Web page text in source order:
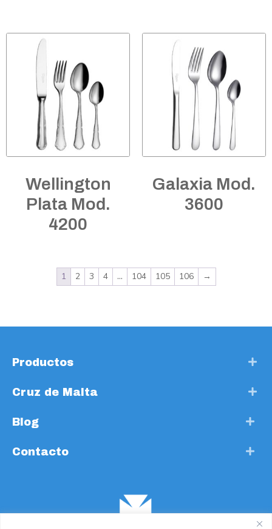
Wellington
Plata Mod.
4200
Galaxia Mod.
3600
1 2 3 4 … 104 105 106 →
Productos
Cruz de Malta
Blog
Contacto